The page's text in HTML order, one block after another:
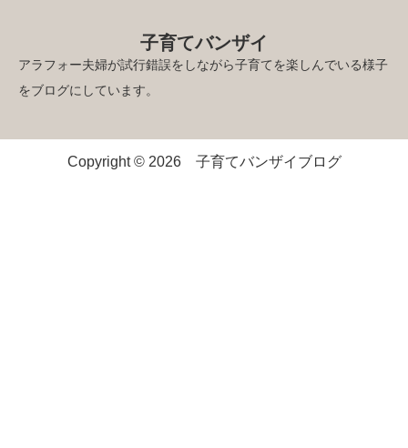
子育てバンザイ
アラフォー夫婦が試行錯誤をしながら子育てを楽しんでいる様子
をブログにしています。
Copyright © 2026 子育てバンザイブログ